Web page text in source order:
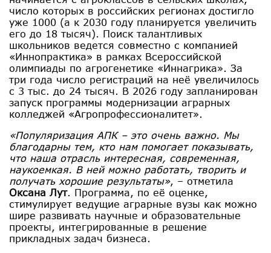
число которых в российских регионах достигло
уже 1000 (а к 2030 году планируется увеличить
его до 18 тысяч). Поиск талантливых
школьников ведется совместно с компанией
«Иннопрактика» в рамках Всероссийской
олимпиады по агрогенетике «Иннагрика». За
три года число регистраций на неё увеличилось
с 3 тыс. до 24 тысяч. В 2026 году запланирован
запуск программы модернизации аграрных
колледжей «Агропрофессионалитет».
«Популяризация АПК – это очень важно. Мы
благодарны тем, кто нам помогает показывать,
что наша отрасль интересная, современная,
наукоемкая. В ней можно работать, творить и
получать хорошие результаты», – отметила
Оксана Лут. Программа, по её оценке,
стимулирует ведущие аграрные вузы как можно
шире развивать научные и образовательные
проекты, интегрированные в решение
прикладных задач бизнеса.